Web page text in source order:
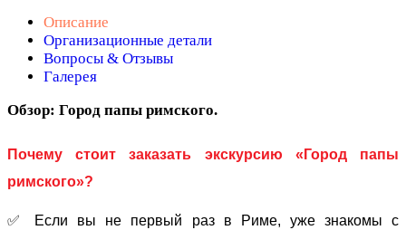
Описание
Организационные детали
Вопросы & Отзывы
Галерея
Обзор: Город папы римского.
Почему стоит заказать экскурсию «Город папы
римского»?
✅ Если вы не первый раз в Риме, уже знакомы с